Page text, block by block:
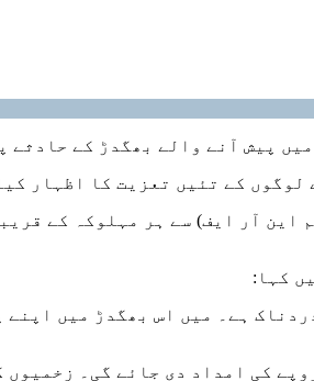
پیش آنے والے بھگدڑ کے حادثے
کے تئیں تعزیت کا اظہار
کہا:
ہے۔ میں اس بھگدڑ میں